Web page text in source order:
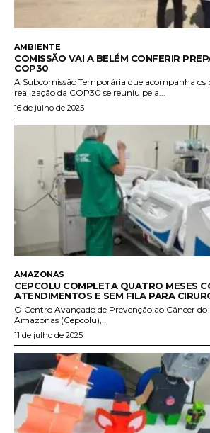
AMBIENTE
COMISSÃO VAI A BELÉM CONFERIR
COP30
A Subcomissão Temporária que acompanha os
realização da COP30 se reuniu pela...
16 de julho de 2025
AMAZONAS
CEPCOLU COMPLETA QUATRO MESES
ATENDIMENTOS E SEM FILA PARA
O Centro Avançado de Prevenção ao Câncer do
Amazonas (Cepcolu),...
11 de julho de 2025